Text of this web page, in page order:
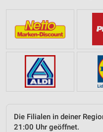
Die Filialen in deiner
21:00 Uhr geöffnet.